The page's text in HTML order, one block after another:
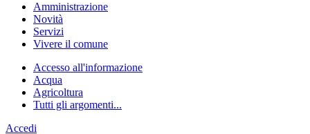
Amministrazione
Novità
Servizi
Vivere il comune
Accesso all'informazione
Acqua
Agricoltura
Tutti gli argomenti...
Accedi